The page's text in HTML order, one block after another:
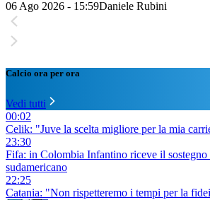
06 Ago 2026 - 15:59Daniele Rubini
Calcio ora per ora
Vedi tutti
00:02
Celik: "Juve la scelta migliore per la mia
23:30
Fifa: in Colombia Infantino riceve il sostegno
sudamericano
22:25
Catania: "Non rispetteremo i tempi per la